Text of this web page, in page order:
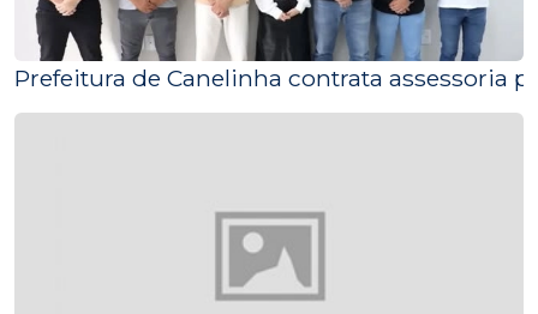
Prefeitura de Canelinha contrata assessoria